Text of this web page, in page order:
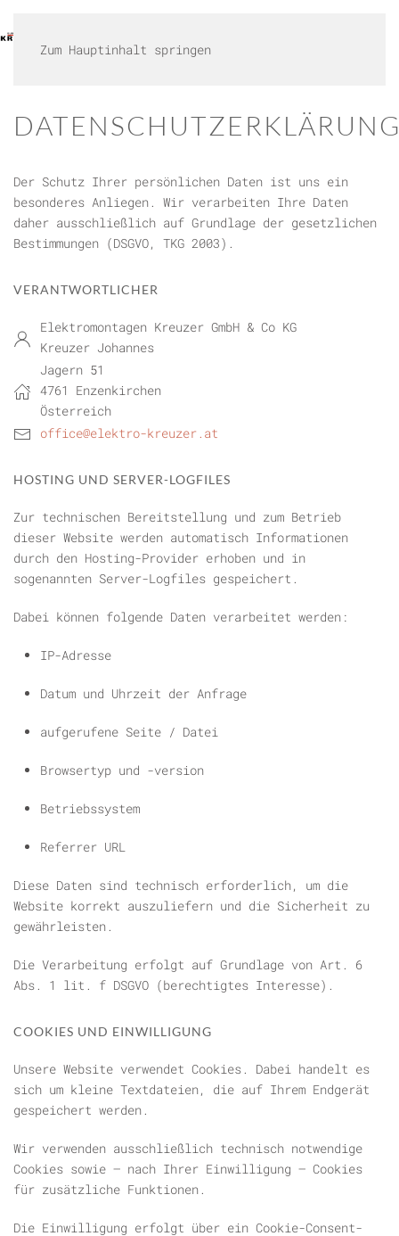
Zum Hauptinhalt springen
Der Schutz Ihrer persönlichen Daten ist uns ein
besonderes Anliegen. Wir verarbeiten Ihre Daten
daher ausschließlich auf Grundlage der gesetzlichen
Bestimmungen (DSGVO, TKG 2003).
VERANTWORTLICHER
Elektromontagen Kreuzer GmbH & Co KG
Kreuzer Johannes
Jagern 51
4761 Enzenkirchen
Österreich
office@elektro-kreuzer.at
HOSTING UND SERVER-LOGFILES
Zur technischen Bereitstellung und zum Betrieb
dieser Website werden automatisch Informationen
durch den Hosting-Provider erhoben und in
sogenannten Server-Logfiles gespeichert.
Dabei können folgende Daten verarbeitet werden:
IP-Adresse
Datum und Uhrzeit der Anfrage
aufgerufene Seite / Datei
Browsertyp und -version
Betriebssystem
Referrer URL
Diese Daten sind technisch erforderlich, um die
Website korrekt auszuliefern und die Sicherheit zu
gewährleisten.
Die Verarbeitung erfolgt auf Grundlage von Art. 6
Abs. 1 lit. f DSGVO (berechtigtes Interesse).
COOKIES UND EINWILLIGUNG
Unsere Website verwendet Cookies. Dabei handelt es
sich um kleine Textdateien, die auf Ihrem Endgerät
gespeichert werden.
Wir verwenden ausschließlich technisch notwendige
Cookies sowie – nach Ihrer Einwilligung – Cookies
für zusätzliche Funktionen.
Die Einwilligung erfolgt über ein Cookie-Consent-